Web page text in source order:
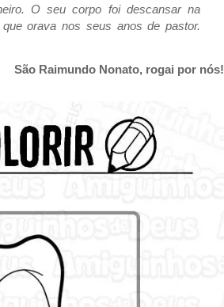
O seu corpo foi descansar na
orava nos seus anos de pastor.
São Raimundo Nonato, rogai por nós!